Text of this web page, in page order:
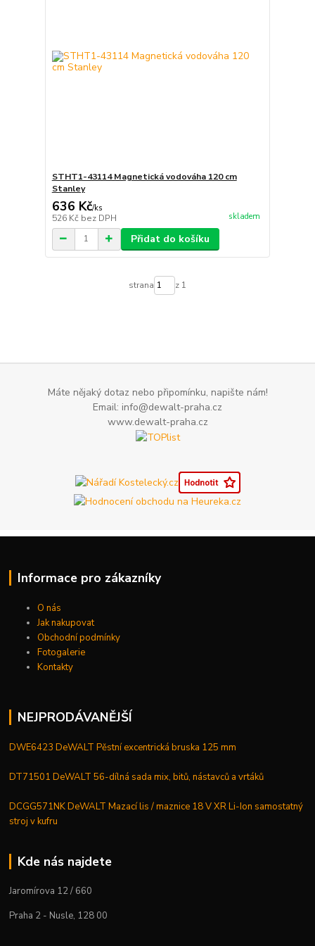
STHT1-43114 Magnetická vodováha 120 cm
Stanley
636 Kč/ks
526 Kč bez DPH skladem
Přidat do košíku
strana z 1
Máte nějaký dotaz nebo připomínku, napište nám!
Email: info@dewalt-praha.cz
www.dewalt-praha.cz
Informace pro zákazníky
O nás
Jak nakupovat
Obchodní podmínky
Fotogalerie
Kontakty
NEJPRODÁVANĚJŠÍ
DWE6423 DeWALT Pěstní excentrická bruska 125 mm
DT71501 DeWALT 56-dílná sada mix, bitů, nástavců a vrtáků
DCGG571NK DeWALT Mazací lis / maznice 18 V XR Li-Ion samostatný
stroj v kufru
Kde nás najdete
Jaromírova 12 / 660
Praha 2 - Nusle, 128 00